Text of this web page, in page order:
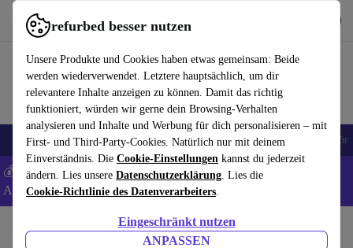
refurbed besser nutzen
Unsere Produkte und Cookies haben etwas gemeinsam: Beide
werden wiederverwendet. Letztere hauptsächlich, um dir
relevantere Inhalte anzeigen zu können. Damit das richtig
funktioniert, würden wir gerne dein Browsing-Verhalten
analysieren und Inhalte und Werbung für dich personalisieren – mit
First- und Third-Party-Cookies. Natürlich nur mit deinem
Einverständnis. Die Cookie-Einstellungen kannst du jederzeit
ändern. Lies unsere Datenschutzerklärung. Lies die
Cookie-Richtlinie des Datenverarbeiters.
Eingeschränkt nutzen
ANPASSEN
refurbed schnell und einfach nutzen
🎒 Back to school Handys Laptops Tablets Smartwatches Zubehör
💰 Extra -8% auf Samsung- und Google-Smartphones - Code:
ANDROID8 -AGB
Kinderbetten